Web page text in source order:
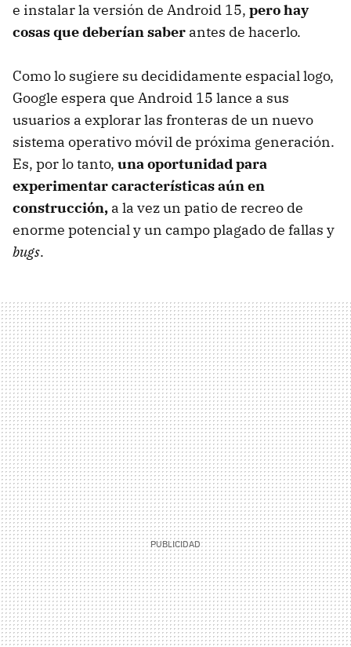
e instalar la versión de Android 15, pero hay
cosas que deberían saber antes de hacerlo.
Como lo sugiere su decididamente espacial logo,
Google espera que Android 15 lance a sus
usuarios a explorar las fronteras de un nuevo
sistema operativo móvil de próxima generación.
Es, por lo tanto, una oportunidad para
experimentar características aún en
construcción, a la vez un patio de recreo de
enorme potencial y un campo plagado de fallas y
bugs.